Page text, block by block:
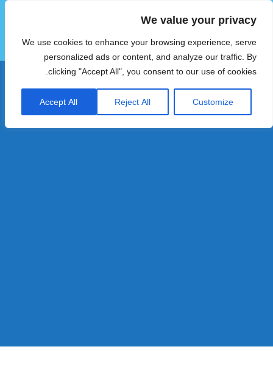
We value your privacy
We use cookies to enhance your browsing experience, serve
personalized ads or content, and analyze our traffic. By
clicking "Accept All", you consent to our use of cookies.
Customize
Reject All
Accept All
הוטצימר
תפריטים
ווידג'טים